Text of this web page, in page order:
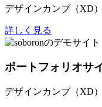
デザインカンプ（XD
詳しく見る
ポートフォリオサ
デザインカンプ（XD